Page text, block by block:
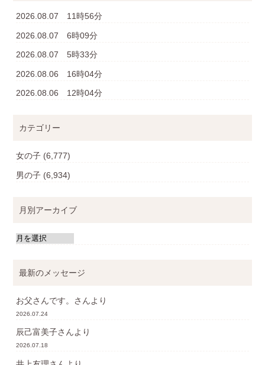
2026.08.07 11時56分
2026.08.07 6時09分
2026.08.07 5時33分
2026.08.06 16時04分
2026.08.06 12時04分
カテゴリー
女の子 (6,777)
男の子 (6,934)
月別アーカイブ
最新のメッセージ
お父さんです。 さんより
2026.07.24
辰己富美子さんより
2026.07.18